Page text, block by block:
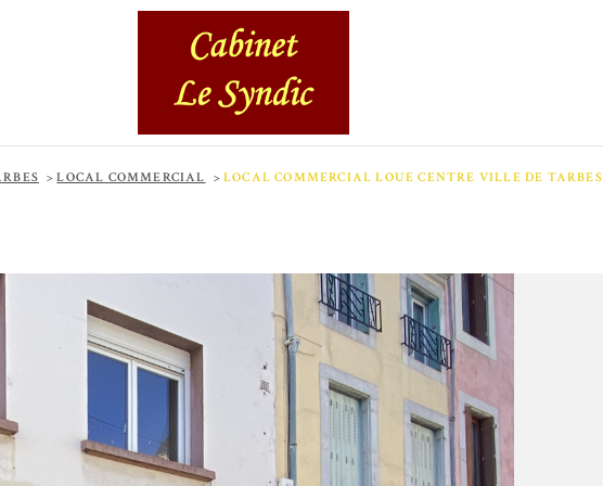
LOCAL COMMERCIAL LOCAL COMMERCIAL LOUE CENTRE VILLE DE TARBES